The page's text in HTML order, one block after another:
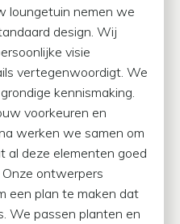
loungetuin nemen we
design. Wij
visie
vertegenwoordigt. We
kennismaking.
voorkeuren en
werken we samen om
al deze elementen goed
ontwerpers
een plan te maken dat
We passen planten en